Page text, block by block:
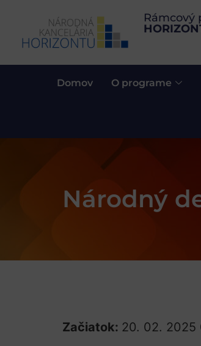
Rámcový
Domov O programe
Národný
Začiatok: 20. 02. 2025